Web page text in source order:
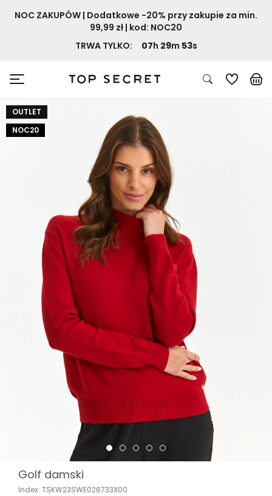
NOC ZAKUPÓW | Dodatkowe -20% przy zakupie za min.
99,99 zł | kod: NOC20
TRWA TYLKO:
07h 29m 53s
OUTLET
NOC20
Golf damski
Index: TSKW23SWE026733X00